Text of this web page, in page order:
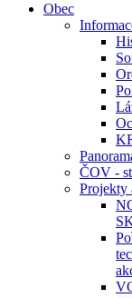
Obec
ČOV -
Projekty